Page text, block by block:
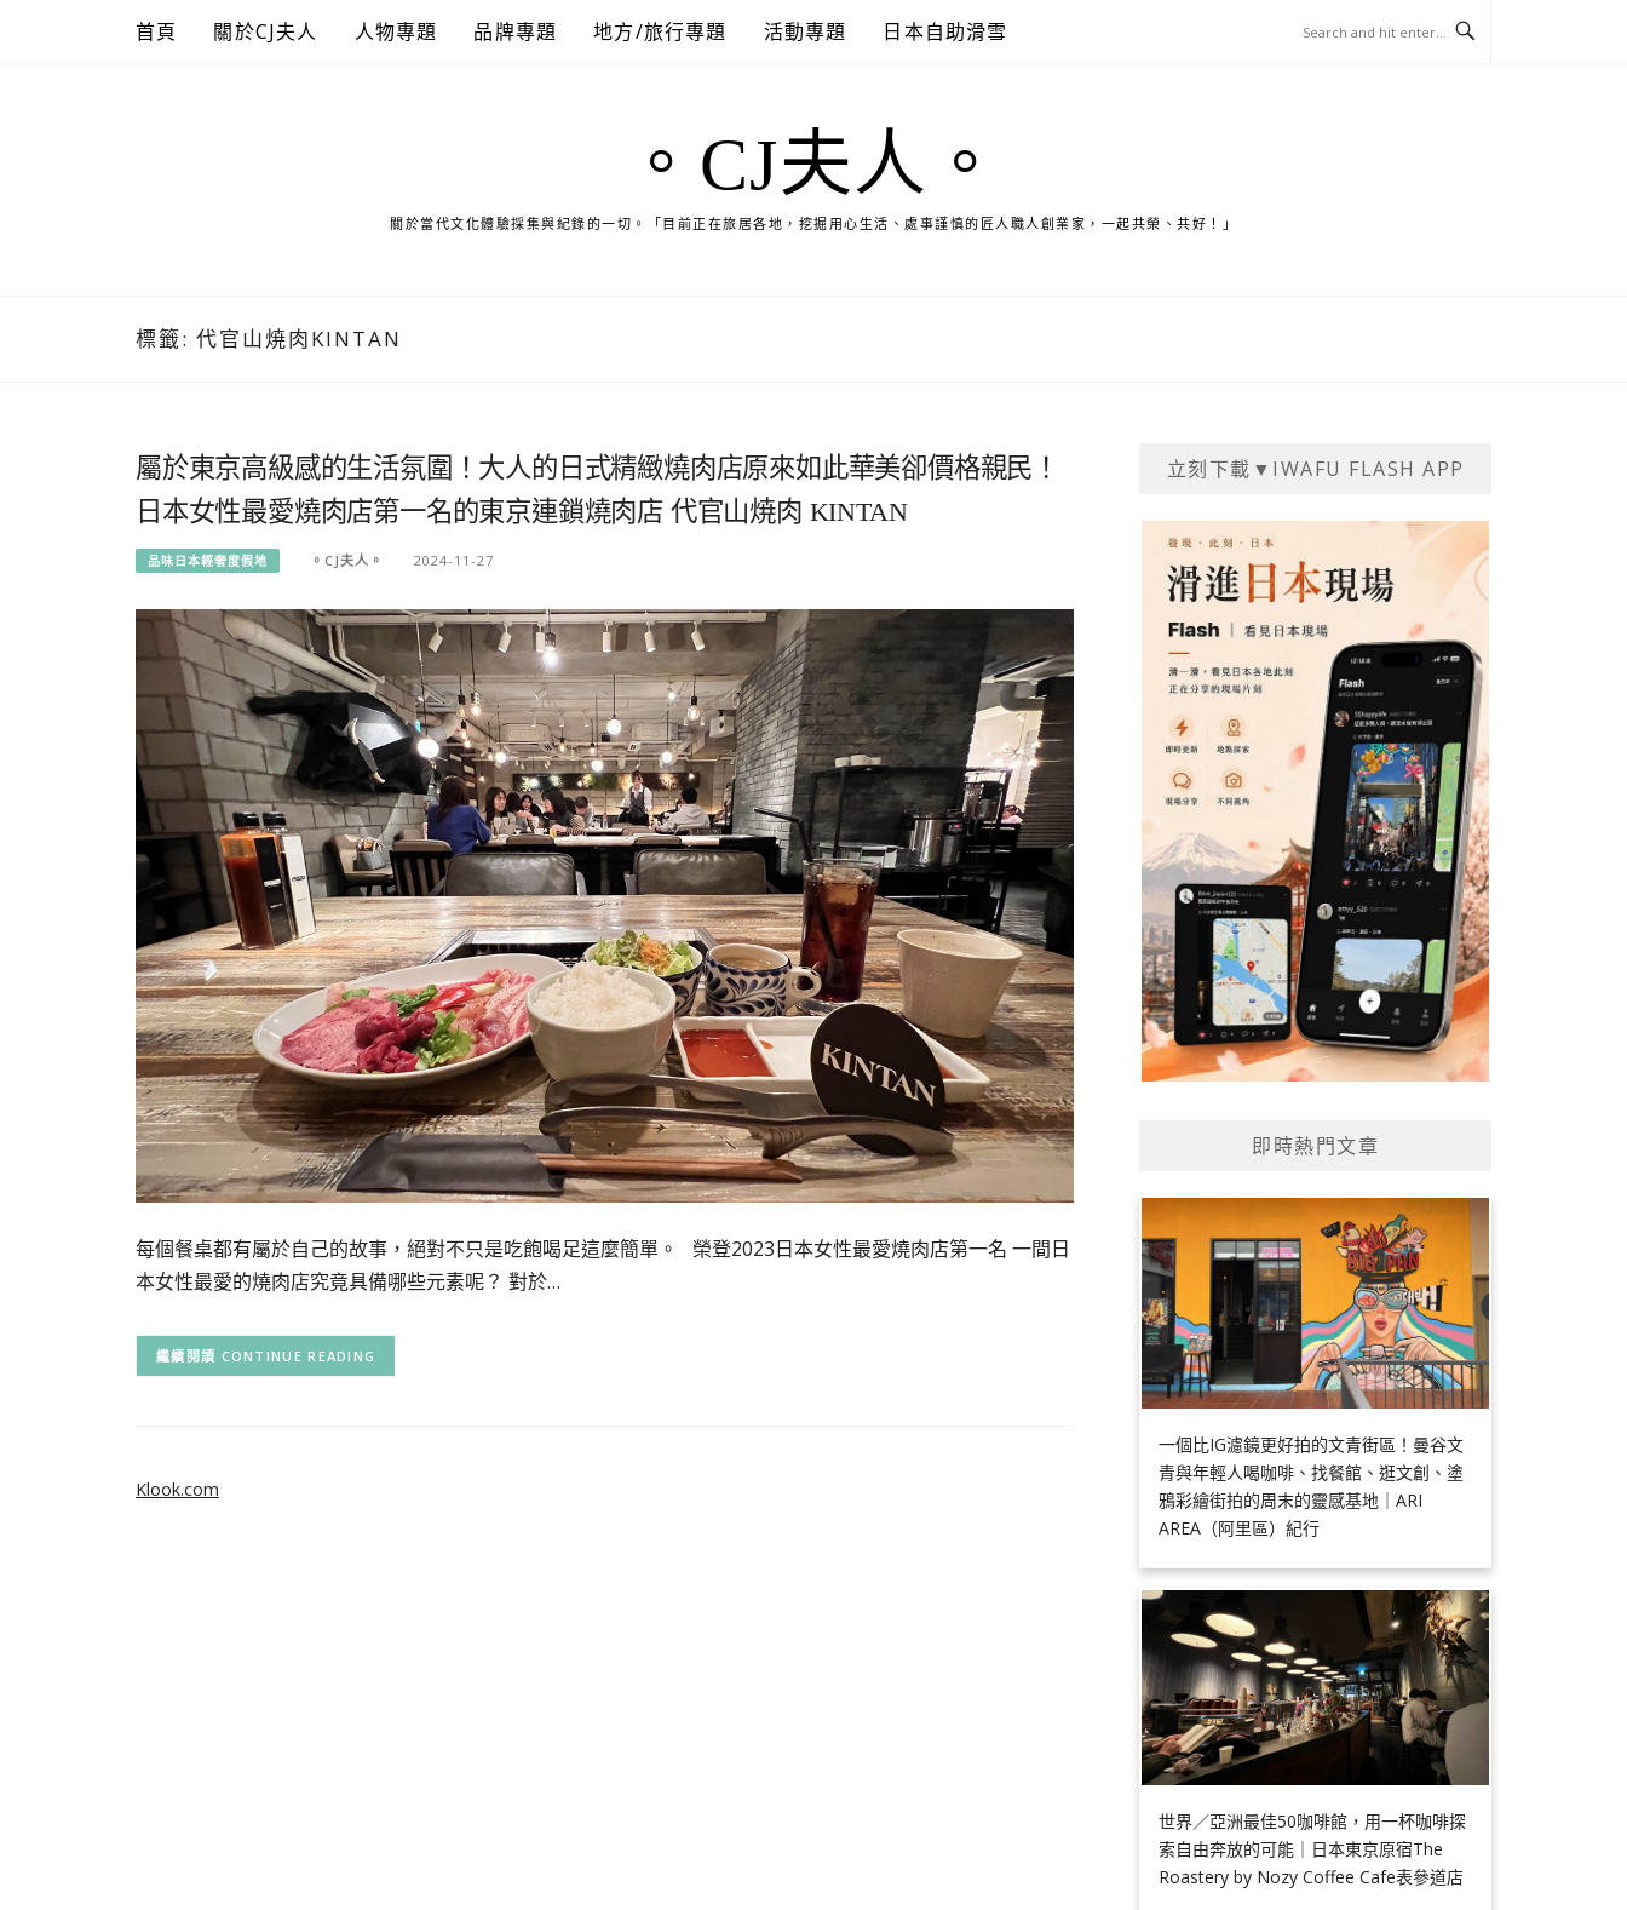
首頁 關於CJ夫人 人物專題 品牌專題 地方/旅行專題 活動專題 日本自助滑雪
。CJ夫人。
關於當代文化體驗採集與紀錄的一切。「目前正在旅居各地，挖掘用心生活、處事謹慎的匠人職人創業家，一起共榮、共好！」
標籤: 代官山焼肉KINTAN
屬於東京高級感的生活氛圍！大人的日式精緻燒肉店原來如此華美卻價格親民！
日本女性最愛燒肉店第一名的東京連鎖燒肉店 代官山焼肉 KINTAN
品味日本輕奢度假地 。CJ夫人。 2024-11-27
每個餐桌都有屬於自己的故事，絕對不只是吃飽喝足這麼簡單。 榮登2023日本女性最愛燒肉店第一名 一間日
本女性最愛的燒肉店究竟具備哪些元素呢？ 對於…
CONTINUE READING
立刻下載▼IWAFU FLASH APP
即時熱門文章
一個比IG濾鏡更好拍的文青街區！曼谷文
青與年輕人喝咖啡、找餐館、逛文創、塗
鴉彩繪街拍的周末的靈感基地｜ARI
AREA（阿里區）紀行
世界／亞洲最佳50咖啡館，用一杯咖啡探
索自由奔放的可能｜日本東京原宿The
Roastery by Nozy Coffee Cafe表參道店
Klook.com